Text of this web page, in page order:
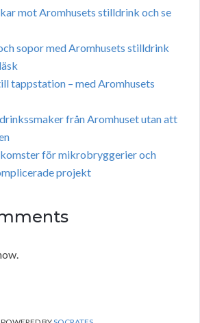
mot Aromhusets stilldrink och se
sopor med Aromhusets stilldrink
tappstation – med Aromhusets
från Aromhuset utan att
för mikrobryggerier och
projekt